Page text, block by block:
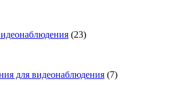
(23)
для видеонаблюдения (7)